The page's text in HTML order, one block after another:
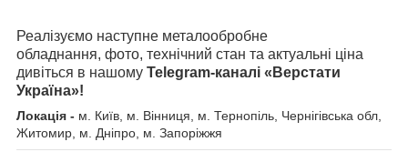
Реалізуємо наступне металообробне
обладнання, фото, технічний стан та актуальні ціна
дивіться в нашому Telegram-каналі «Верстати
Україна»!
Локація - м. Київ, м. Вінниця, м. Тернопіль, Чернігівська обл,
Житомир, м. Дніпро, м. Запоріжжя